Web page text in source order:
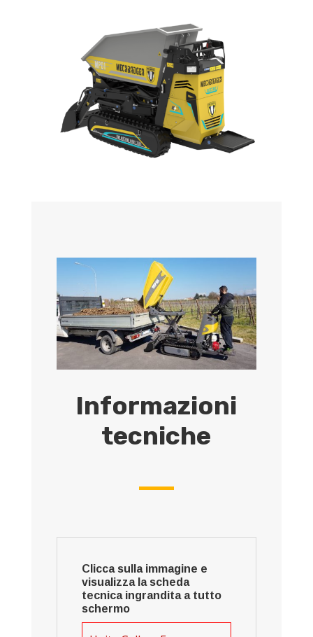
Informazioni
tecniche
Clicca sulla immagine e
visualizza la scheda
tecnica ingrandita a tutto
schermo